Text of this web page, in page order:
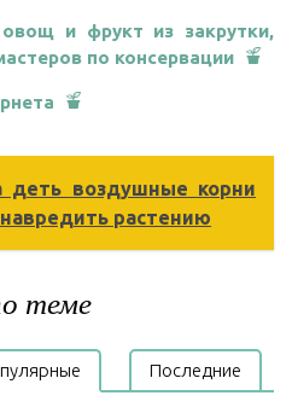
и фрукт из закрутки,
по консервации
деть воздушные корни
растению
теме
Последние